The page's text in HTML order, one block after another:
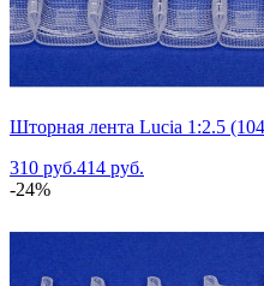
Шторная лента Lucia 1:2.5
310 руб.414 руб.
-24%